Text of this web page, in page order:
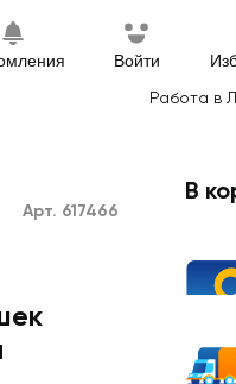
Войти
Работа в
Арт. 617466
В